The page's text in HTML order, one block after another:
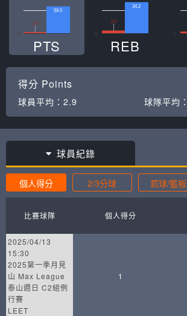
2.9
59.5
PTS
3.6
34.2
REB
得分 Points
球員平均： 2.9 球隊平均：
球員紀錄
個人得分 2/3分球 罰球/籃板
比賽球隊 個人得分
2025/04/13
15:30
2025第一季月見
山 Max League
泰山週日 C2組例
行賽
LEET
1